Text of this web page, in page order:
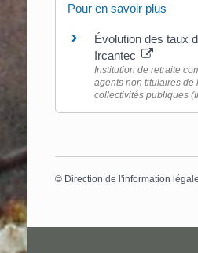
Pour en savoir plus
Évolution des taux
Ircantec
Institution de retraite
agents non titulaires de
collectivités publiques
© Direction de l'information